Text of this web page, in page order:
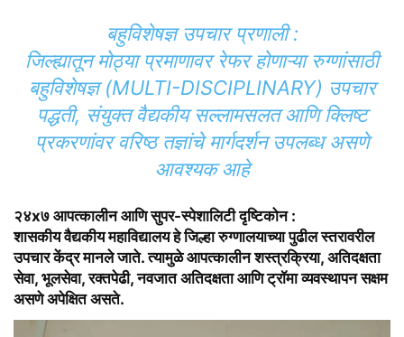
बहुविशेषज्ञ उपचार प्रणाली :
जिल्ह्यातून मोठ्या प्रमाणावर रेफर होणाऱ्या रुग्णांसाठी
बहुविशेषज्ञ (MULTI-DISCIPLINARY) उपचार
पद्धती, संयुक्त वैद्यकीय सल्लामसलत आणि क्लिष्ट
प्रकरणांवर वरिष्ठ तज्ञांचे मार्गदर्शन उपलब्ध असणे
आवश्यक आहे
२४x७ आपत्कालीन आणि सुपर-स्पेशालिटी दृष्टिकोन :
शासकीय वैद्यकीय महाविद्यालय हे जिल्हा रुग्णालयाच्या पुढील स्तरावरील
उपचार केंद्र मानले जाते. त्यामुळे आपत्कालीन शस्त्रक्रिया, अतिदक्षता
सेवा, भूलसेवा, रक्तपेढी, नवजात अतिदक्षता आणि ट्रॉमा व्यवस्थापन सक्षम
असणे अपेक्षित असते.